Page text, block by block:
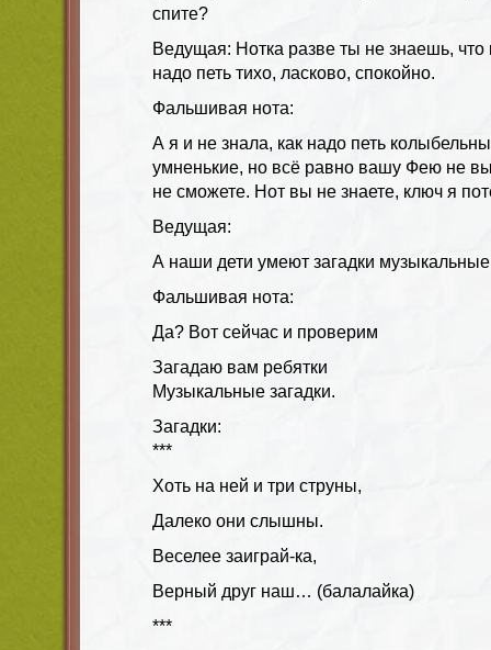
спите?
Ведущая: Нотка разве ты не знаешь, что
надо петь тихо, ласково, спокойно.
Фальшивая нота:
А я и не знала, как надо петь
умненькие, но всё равно вашу Фею не
не сможете. Нот вы не знаете, ключ я
Ведущая:
А наши дети умеют загадки
Фальшивая нота:
Да? Вот сейчас и проверим
Загадаю вам ребятки
Музыкальные загадки.
Загадки:
***
Хоть на ней и три струны,
Далеко они слышны.
Веселее заиграй-ка,
Верный друг наш… (балалайка)
***